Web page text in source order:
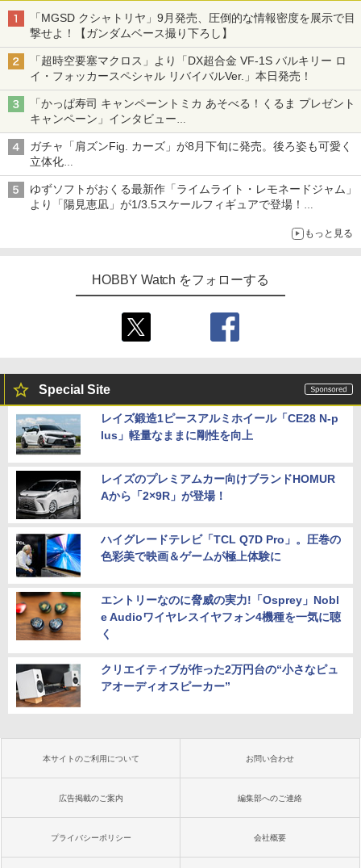
「MGSD クシャトリヤ」9月発売、圧倒的な情報密度を展示で目
撃せよ！【ガンダムベース撮り下ろし】
「超時空要塞マクロス」より「DX超合金 VF-1S バルキリー ロ
イ・フォッカースペシャル リバイバルVer.」本日発売！
「かっぱ寿司 キャンペーントミカ あそべる！くるま プレゼント
キャンペーン」インタビュー
子どもが楽しめるかっぱ寿司ならではの体験とコラボの楽しさを
追求
ガチャ「肩ズンFig. カーズ」が8月下旬に発売。後ろ姿も可愛く
立体化
ライトニング・マックィーンやメーターなど4種がラインナップ
ゆずソフトがおくる最新作「ライムライト・レモネードジャム」
より「陽見恵凪」が1/3.5スケールフィギュアで登場！
もっと見る
HOBBY Watch をフォローする
Special Site
レイズ鍛造1ピースアルミホイール「CE28 N-p
lus」軽量なままに剛性を向上
レイズのプレミアムカー向けブランドHOMUR
Aから「2×9R」が登場！
ハイグレードテレビ「TCL Q7D Pro」。圧巻の
色彩美で映画＆ゲームが極上体験に
エントリーなのに脅威の実力!「Osprey」Nobl
e Audioワイヤレスイヤフォン4機種を一気に聴
く
クリエイティブが作った2万円台の“小さなピュ
アオーディオスピーカー”
本サイトのご利用について お問い合わせ
広告掲載のご案内 編集部へのご連絡
プライバシーポリシー 会社概要